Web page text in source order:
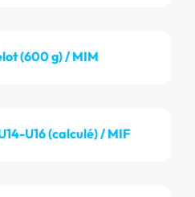
(600 g) / MIM
U16 (calculé) / MIF